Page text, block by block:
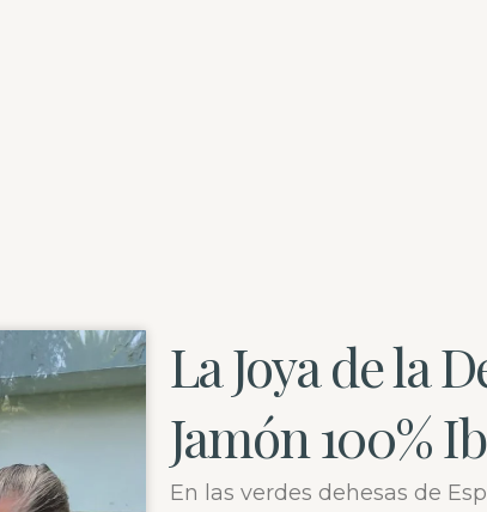
La Joya de la
Jamón 100%
En las verdes dehesas de